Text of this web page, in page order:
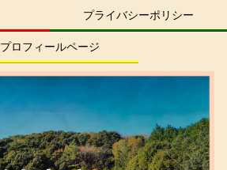
プライバシーポリシー
プロフィールページ